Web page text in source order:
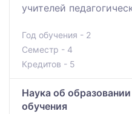
учителей
Год обучения - 2
Семестр - 4
Кредитов - 5
Наука об
обучения